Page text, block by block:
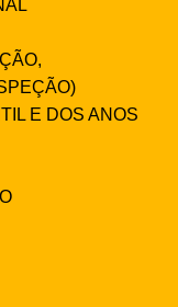
E DOS ANOS